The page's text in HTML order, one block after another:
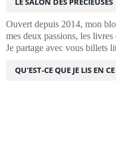
Ouvert depuis 2014, mon
mes deux passions, les
Je partage avec vous billets
QU'EST-CE QUE JE LIS EN